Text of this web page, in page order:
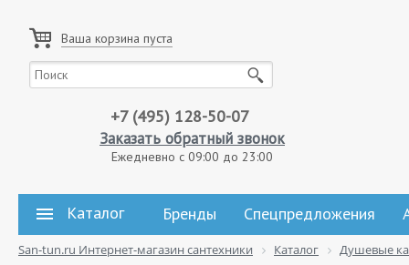
Ваша корзина пуста
+7 (495) 128-50-07
Заказать обратный звонок
Ежедневно с 09:00 до 23:00
Каталог Бренды Спецпредложения
San-tun.ru Интернет-магазин сантехники Каталог Душевые